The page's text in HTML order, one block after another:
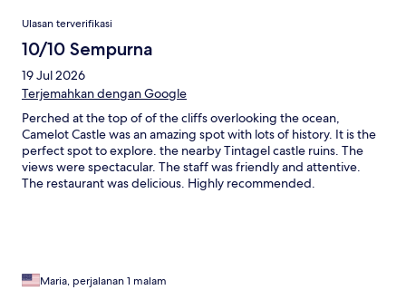
Ulasan
Ulasan terverifikasi
10/10 Sempurna
19 Jul 2026
Terjemahkan dengan Google
Perched at the top of of the cliffs overlooking the ocean,
Camelot Castle was an amazing spot with lots of history. It is the
perfect spot to explore. the nearby Tintagel castle ruins. The
views were spectacular. The staff was friendly and attentive.
The restaurant was delicious. Highly recommended.
Maria, perjalanan 1 malam